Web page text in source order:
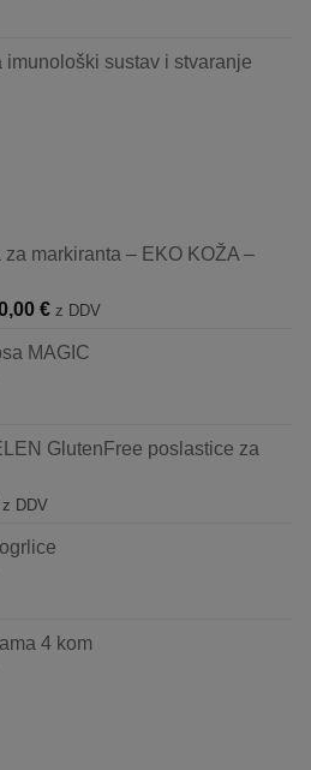
imunološki sustav i stvaranje
markiranta – EKO KOŽA –
€Raspon
od
z DDV
MAGIC
GlutenFree poslastice za
z DDV
4 kom